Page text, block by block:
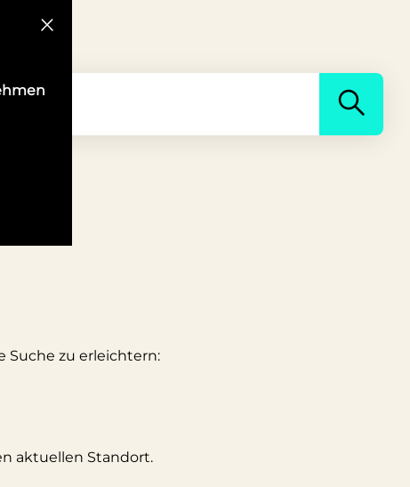
Suche zu erleichtern:
aktuellen Standort.